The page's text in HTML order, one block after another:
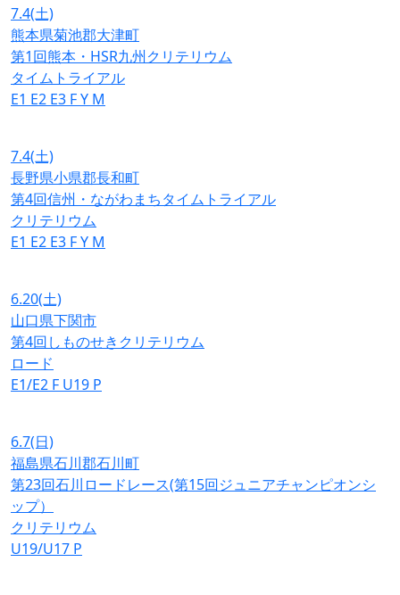
7.4(土)
熊本県菊池郡大津町
第1回熊本・HSR九州クリテリウム
タイムトライアル
E1 E2 E3 FY M
7.4(土)
長野県小県郡長和町
第4回信州・ながわまちタイムトライアル
クリテリウム
E1 E2 E3 FY M
6.20(土)
山口県下関市
第4回しものせきクリテリウム
ロード
E1/E2 F U19 P
6.7(日)
福島県石川郡石川町
第23回石川ロードレース(第15回ジュニアチャンピオンシ
ップ）
クリテリウム
U19/U17 P